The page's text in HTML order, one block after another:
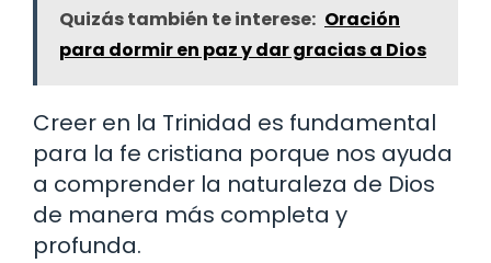
Quizás también te interese: Oración
para dormir en paz y dar gracias a Dios
Creer en la Trinidad es fundamental
para la fe cristiana porque nos ayuda
a comprender la naturaleza de Dios
de manera más completa y
profunda.